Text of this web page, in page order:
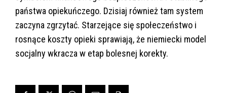
państwa opiekuńczego. Dzisiaj również tam system
zaczyna zgrzytać. Starzejące się społeczeństwo i
rosnące koszty opieki sprawiają, że niemiecki model
socjalny wkracza w etap bolesnej korekty.